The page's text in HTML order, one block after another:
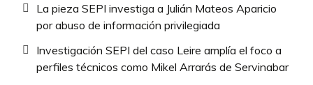
La pieza SEPI investiga a Julián Mateos Aparicio
por abuso de información privilegiada
Investigación SEPI del caso Leire amplía el foco a
perfiles técnicos como Mikel Arrarás de Servinabar